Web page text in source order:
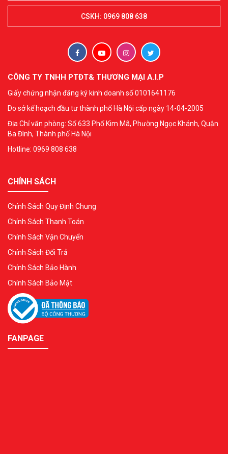
CSKH: 0969 808 638
CÔNG TY TNHH PTĐT& THƯƠNG MẠI A.I.P
Giấy chứng nhận đăng ký kinh doanh số 0101641176
Do sở kế hoạch đầu tư thành phố Hà Nội cấp ngày 14-04-2005
Địa Chỉ văn phòng: Số 633 Phố Kim Mã, Phường Ngọc Khánh, Quận
Ba Đình, Thành phố Hà Nội
Hotline: 0969 808 638
CHÍNH SÁCH
Chính Sách Quy Định Chung
Chính Sách Thanh Toán
Chính Sách Vận Chuyển
Chính Sách Đổi Trả
Chính Sách Bảo Hành
Chính Sách Bảo Mật
FANPAGE